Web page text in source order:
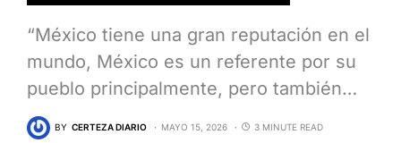
“México tiene una gran reputación en el
mundo, México es un referente por su
pueblo principalmente, pero también…
BY CERTEZA DIARIO MAYO 15, 2026 3 MINUTE READ